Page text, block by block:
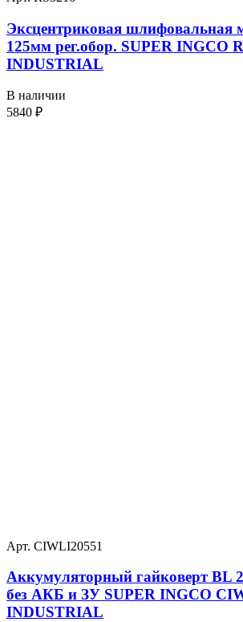
Эксцентриковая шлифовальная
125мм рег.обор. SUPER INGCO
INDUSTRIAL
В наличии
5840 ₽
Арт. CIWLI20551
Аккумуляторный гайковерт BL
без АКБ и ЗУ SUPER INGCO
INDUSTRIAL